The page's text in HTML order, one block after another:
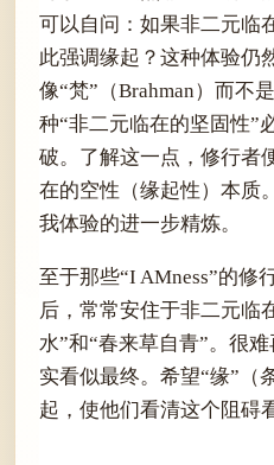
可以自问：如果非二元临
此强调缘起？这种体验仍
像“梵”（Brahman）而不
种“非二元临在的坚固性”
破。了解这一点，修行者
在的空性（缘起性）本质
我体验的进一步精炼。
至于那些“I AMness”的修
后，常常安住于非二元临
水”和“春来草自青”。很
实看似最终。希望“缘”（
起，使他们看清这个阻碍